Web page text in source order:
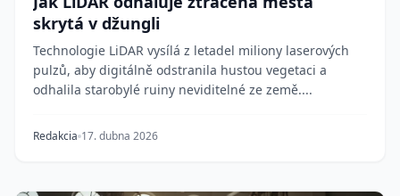
skrytá v džungli
Technologie LiDAR vysílá z letadel miliony laserových
pulzů, aby digitálně odstranila hustou vegetaci a
odhalila starobylé ruiny neviditelné ze země....
Redakcia 17. dubna 2026